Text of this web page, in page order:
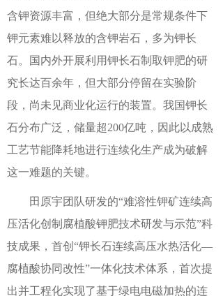
含钾资源丰富，但绝大部分是常规条件下
钾元素难以释放的含钾岩石，多为钾长
石。国内外开展利用钾长石制取钾肥的研
究长达百余年，但大部分停留在实验阶
段，尚未见商业化运行的装置。我国钾长
石分布广泛，储量超200亿吨，因此以成熟
工艺节能降耗地进行连续化生产成为破解
这一难题的关键。
田原宇团队研发的“难溶性钾矿连续高
压活化创制腐植酸钾肥技术研发与示范”科
技成果，首创“钾长石连续高压水热活化—
腐植酸协同改性”一体化技术体系，首次提
出并工程化实现了基于绿电电磁加热的连